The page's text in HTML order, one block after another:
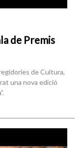
de Premis
de Cultura,
una nova edició